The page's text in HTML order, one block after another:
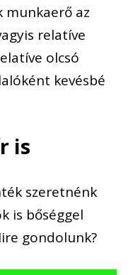
munkaerő az
relatíve
olcsó
kevésbé
is
szeretnénk
is bőséggel
gondolunk?